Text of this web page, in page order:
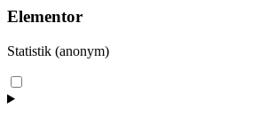
Elementor
Statistik (anonym)
Consent
to